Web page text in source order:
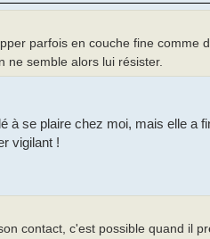
parfois en couche fine comme
ne semble alors lui résister.
à se plaire chez moi, mais elle a
vigilant !
contact, c'est possible quand il